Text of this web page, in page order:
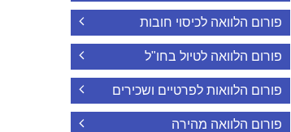
פורום הלוואה לכיסוי חובות
פורום הלוואה לטיול בחו"ל
פורום הלוואות לפרטיים ושכירים
פורום הלוואה מהירה